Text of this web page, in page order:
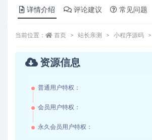
详情介绍 评论建议 常见问题
当前位置： 首页 站长亲测 小程序源码
资源信息
普通用户特权：
会员用户特权：
永久会员用户特权：